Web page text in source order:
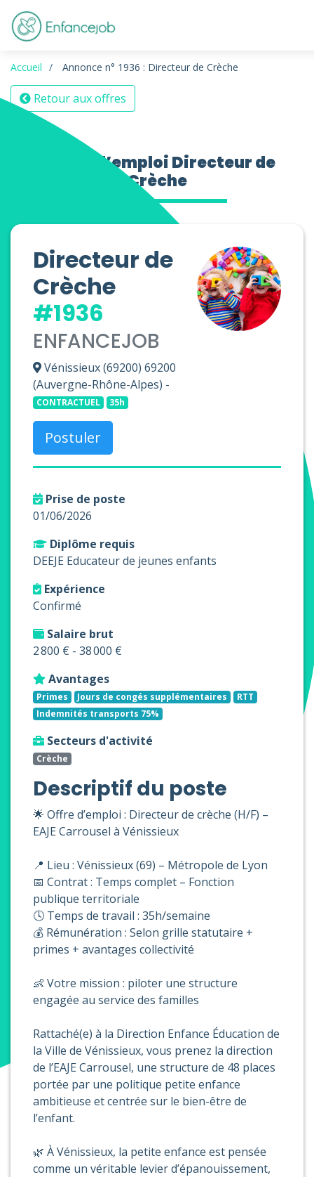
Accueil Annonce n° 1936 : Directeur de Crèche
Retour aux offres
Offres d’emploi Directeur de
Crèche
Directeur de
Crèche
#1936
ENFANCEJOB
Vénissieux (69200) 69200
(Auvergne-Rhône-Alpes) -
CONTRACTUEL 35h
Postuler
Prise de poste
01/06/2026
Diplôme requis
DEEJE Educateur de jeunes enfants
Expérience
Confirmé
Salaire brut
2 800 € - 38 000 €
Avantages
Primes Jours de congés supplémentaires
RTT
Indemnités transports 75%
Secteurs d'activité
Crèche
Descriptif du poste
🌟 Offre d’emploi : Directeur de crèche (H/F) –
EAJE Carrousel à Vénissieux
📍 Lieu : Vénissieux (69) – Métropole de Lyon
📅 Contrat : Temps complet – Fonction
publique territoriale
🕓 Temps de travail : 35h/semaine
💰 Rémunération : Selon grille statutaire +
primes + avantages collectivité
👶 Votre mission : piloter une structure
engagée au service des familles
Rattaché(e) à la Direction Enfance Éducation de
la Ville de Vénissieux, vous prenez la direction
de l’EAJE Carrousel, une structure de 48 places
portée par une politique petite enfance
ambitieuse et centrée sur le bien-être de
l’enfant.
🌿 À Vénissieux, la petite enfance est pensée
comme un véritable levier d’épanouissement,